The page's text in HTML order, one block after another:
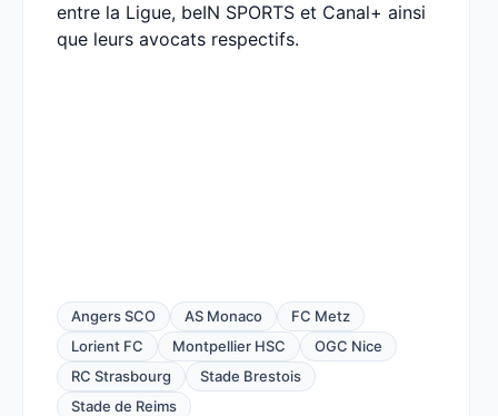
entre la Ligue, beIN SPORTS et Canal+ ainsi
que leurs avocats respectifs.
Angers SCO AS Monaco
FC Metz
Lorient FC
Montpellier HSC
OGC Nice
RC Strasbourg
Stade Brestois
Stade de Reims